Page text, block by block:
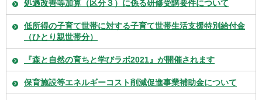
処遇改善等加算（区分３）に係る研修受講要件について
低所得の子育て世帯に対する子育て世帯生活支援特別給付金
（ひとり親世帯分）
『森と自然の育ちと学びラボ2021』が開催されます
保育施設等エネルギーコスト削減促進事業補助金について